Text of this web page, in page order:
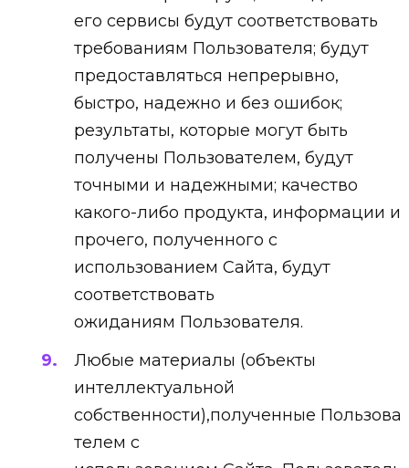
его сервисы будут соответствовать
требованиям Пользователя; будут
предоставляться непрерывно,
быстро, надежно и без ошибок;
результаты, которые могут быть
получены Пользователем, будут
точными и надежными; качество
какого-либо продукта, информации и
прочего, полученного с
использованием Сайта, будут
соответствовать
ожиданиям Пользователя.
Любые материалы (объекты
интеллектуальной
собственности),полученные Пользова
телем с